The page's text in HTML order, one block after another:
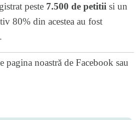
peste 7.500 de petitii si un
80% din acestea au fost
pagina noastră de Facebook sau